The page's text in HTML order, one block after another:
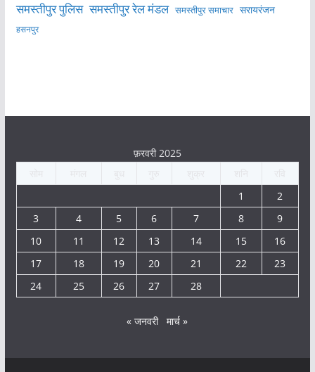
समस्तीपुर पुलिस समस्तीपुर रेल मंडल समस्तीपुर समाचार सरायरंजन
हसनपुर
फ़रवरी 2025
1
2
3
4 5 6 7 8
9
10
11 12 13 14 15
16
17
18 19 20 21 22
23
24
25 26 27 28
« जनवरी मार्च »